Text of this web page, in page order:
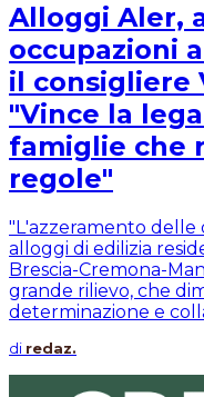
Alloggi Aler,
occupazioni
il consigliere
"Vince la
famiglie che
regole"
"L'azzeramento delle
alloggi di edilizia
Brescia-Cremona-
grande rilievo, che
determinazione e
di redaz.